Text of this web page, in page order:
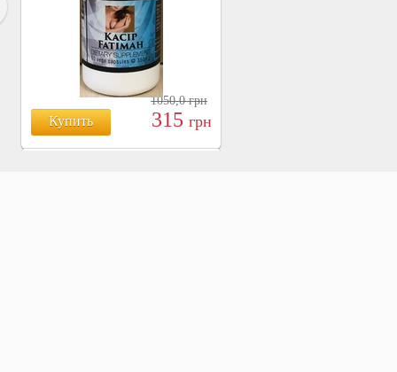
Купить
1050,0грн
315 грн